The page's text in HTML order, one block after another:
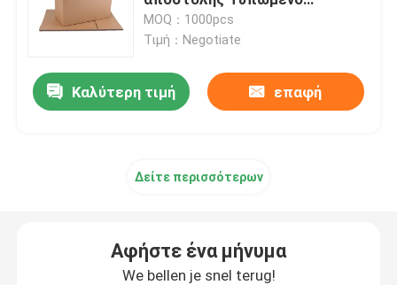
Πλήρη τυπωμένα χρώμα κιβώτια
Εκτυπώσιμο αγγλικό λεξικό
Μη υφαμένες τσάντες
προσαρμοσμένο λογότυπο
MOQ：1000pcs
Τιμή：Negotiate
Καλύτερη τιμή επαφή
Δείτε περισσότερων
Αφήστε ένα μήνυμα
We bellen je snel terug!